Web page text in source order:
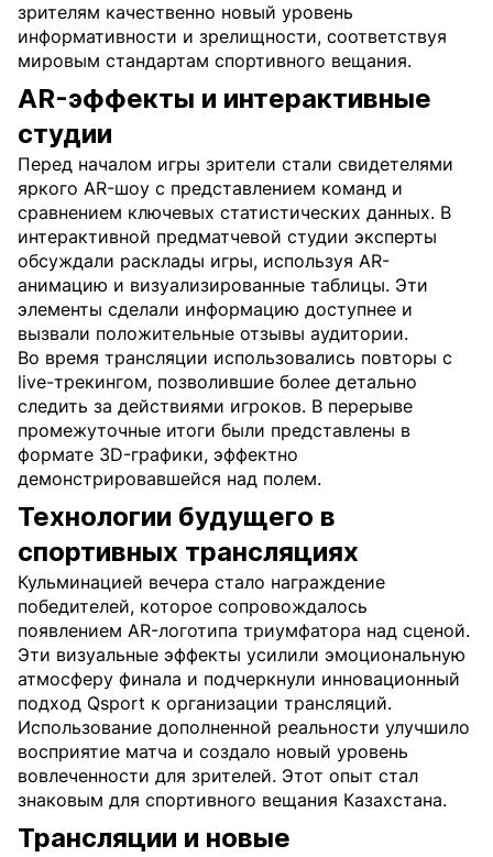
зрителям качественно новый уровень
информативности и зрелищности, соответствуя
мировым стандартам спортивного вещания.
AR-эффекты и интерактивные
студии
Перед началом игры зрители стали свидетелями
яркого AR-шоу с представлением команд и
сравнением ключевых статистических данных. В
интерактивной предматчевой студии эксперты
обсуждали расклады игры, используя AR-
анимацию и визуализированные таблицы. Эти
элементы сделали информацию доступнее и
вызвали положительные отзывы аудитории.
Во время трансляции использовались повторы с
live-трекингом, позволившие более детально
следить за действиями игроков. В перерыве
промежуточные итоги были представлены в
формате 3D-графики, эффектно
демонстрировавшейся над полем.
Технологии будущего в
спортивных трансляциях
Кульминацией вечера стало награждение
победителей, которое сопровождалось
появлением AR-логотипа триумфатора над сценой.
Эти визуальные эффекты усилили эмоциональную
атмосферу финала и подчеркнули инновационный
подход Qsport к организации трансляций.
Использование дополненной реальности улучшило
восприятие матча и создало новый уровень
вовлеченности для зрителей. Этот опыт стал
знаковым для спортивного вещания Казахстана.
Трансляции и новые